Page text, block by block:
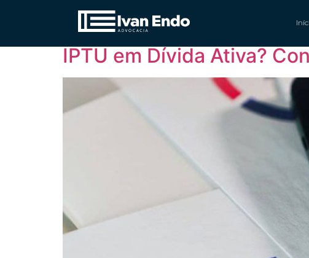
Tag:Prescrição IPTU
IPTU em Dívida Ativa?